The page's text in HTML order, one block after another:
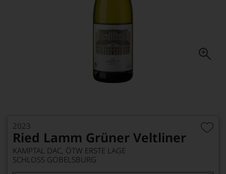
2023
Ried Lamm Grüner Veltliner
KAMPTAL DAC, ÖTW ERSTE LAGE
SCHLOSS GOBELSBURG